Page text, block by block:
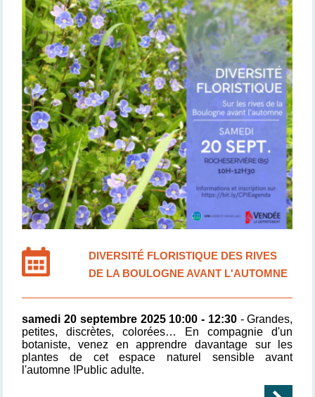
DIVERSITÉ FLORISTIQUE DES RIVES
DE LA BOULOGNE AVANT L'AUTOMNE
samedi 20 septembre 2025 10:00 - 12:30- Grandes,
petites, discrètes, colorées… En compagnie d'un
botaniste, venez en apprendre davantage sur les
plantes de cet espace naturel sensible avant
l'automne !Public adulte.